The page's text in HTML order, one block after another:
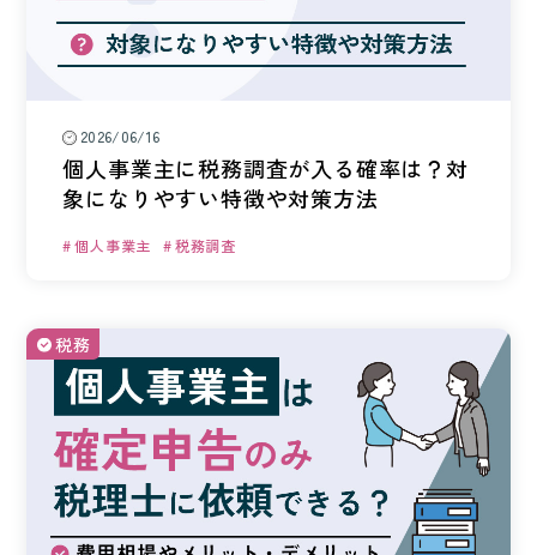
MEDIA
メディア情報
会社案内
ACCESS
東京オフィス
大阪オフィス
RECRUIT
採用情報
2026/06/16
個人事業主に税務調査が入る確率は？対
象になりやすい特徴や対策方法
個人事業主 税務調査
税務